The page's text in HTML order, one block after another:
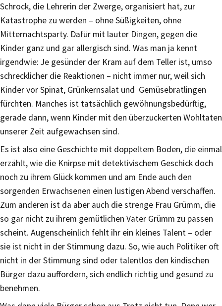
Schrock, die Lehrerin der Zwerge, organisiert hat, zur
Katastrophe zu werden – ohne Süßigkeiten, ohne
Mitternachtsparty. Dafür mit lauter Dingen, gegen die
Kinder ganz und gar allergisch sind. Was man ja kennt
irgendwie: Je gesünder der Kram auf dem Teller ist, umso
schrecklicher die Reaktionen – nicht immer nur, weil sich
Kinder vor Spinat, Grünkernsalat und Gemüsebratlingen
fürchten. Manches ist tatsächlich gewöhnungsbedürftig,
gerade dann, wenn Kinder mit den überzuckerten Wohltaten
unserer Zeit aufgewachsen sind.
Es ist also eine Geschichte mit doppeltem Boden, die einmal
erzählt, wie die Knirpse mit detektivischem Geschick doch
noch zu ihrem Glück kommen und am Ende auch den
sorgenden Erwachsenen einen lustigen Abend verschaffen.
Zum anderen ist da aber auch die strenge Frau Grümm, die
so gar nicht zu ihrem gemütlichen Vater Grümm zu passen
scheint. Augenscheinlich fehlt ihr ein kleines Talent – oder
sie ist nicht in der Stimmung dazu. So, wie auch Politiker oft
nicht in der Stimmung sind oder talentlos den kindischen
Bürger dazu auffordern, sich endlich richtig und gesund zu
benehmen.